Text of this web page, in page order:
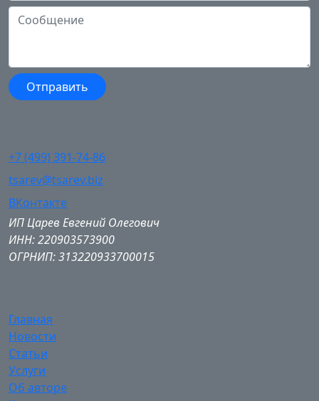
+7 (499) 391-74-86
tsarev@tsarev.biz
ВКонтакте
ИП Царев Евгений Олегович
ИНН: 220903573900
ОГРНИП: 313220933700015
Главная
Новости
Статьи
Услуги
Об авторе